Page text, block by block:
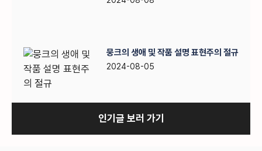
뭉크의 생애 및 작품 설명 표현주의 절규
2024-08-05
인기글 보러 가기